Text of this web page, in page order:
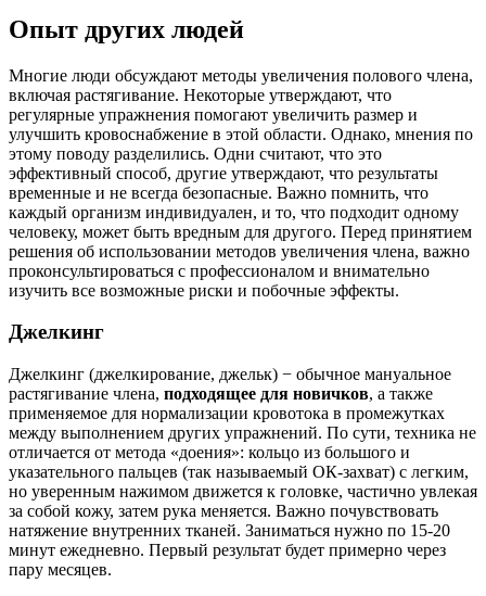
Опыт других людей
Многие люди обсуждают методы увеличения полового члена,
включая растягивание. Некоторые утверждают, что
регулярные упражнения помогают увеличить размер и
улучшить кровоснабжение в этой области. Однако, мнения по
этому поводу разделились. Одни считают, что это
эффективный способ, другие утверждают, что результаты
временные и не всегда безопасные. Важно помнить, что
каждый организм индивидуален, и то, что подходит одному
человеку, может быть вредным для другого. Перед принятием
решения об использовании методов увеличения члена, важно
проконсультироваться с профессионалом и внимательно
изучить все возможные риски и побочные эффекты.
Джелкинг
Джелкинг (джелкирование, джельк) − обычное мануальное
растягивание члена, подходящее для новичков, а также
применяемое для нормализации кровотока в промежутках
между выполнением других упражнений. По сути, техника не
отличается от метода «доения»: кольцо из большого и
указательного пальцев (так называемый ОК-захват) с легким,
но уверенным нажимом движется к головке, частично увлекая
за собой кожу, затем рука меняется. Важно почувствовать
натяжение внутренних тканей. Заниматься нужно по 15-20
минут ежедневно. Первый результат будет примерно через
пару месяцев.